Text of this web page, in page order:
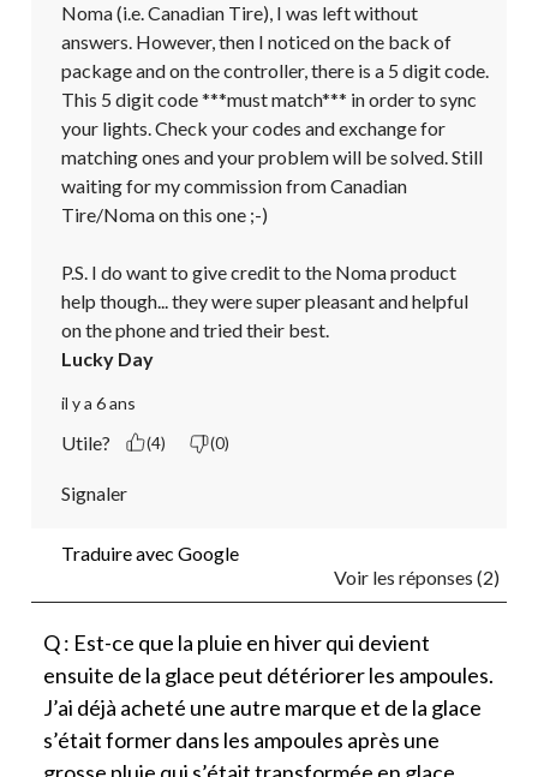
Noma (i.e. Canadian Tire), I was left without
answers. However, then I noticed on the back of
package and on the controller, there is a 5 digit code.
This 5 digit code ***must match*** in order to sync
your lights. Check your codes and exchange for
matching ones and your problem will be solved. Still
waiting for my commission from Canadian
Tire/Noma on this one ;-)
P.S. I do want to give credit to the Noma product
help though... they were super pleasant and helpful
on the phone and tried their best.
Lucky Day
il y a 6 ans
Utile? (4) (0)
Signaler
Traduire avec Google
Voir les réponses (2)
Q : Est-ce que la pluie en hiver qui devient
ensuite de la glace peut détériorer les ampoules.
J’ai déjà acheté une autre marque et de la glace
s’était former dans les ampoules après une